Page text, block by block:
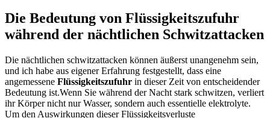
Die‌ Bedeutung von Flüssigkeitszufuhr
während der nächtlichen Schwitzattacken
Die nächtlichen schwitzattacken können⁢ äußerst unangenehm sein,
und ich habe aus eigener Erfahrung ⁢festgestellt, dass eine
angemessene Flüssigkeitszufuhr ‍in‍ dieser Zeit von entscheidender
Bedeutung ist.Wenn Sie während der Nacht stark schwitzen, verliert
ihr Körper nicht nur Wasser, sondern auch essentielle elektrolyte.
Um‍ den Auswirkungen dieser‍ Flüssigkeitsverluste